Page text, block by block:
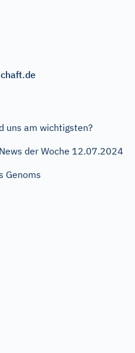
uns am wichtigsten?
News der Woche 12.07.2024
Genoms